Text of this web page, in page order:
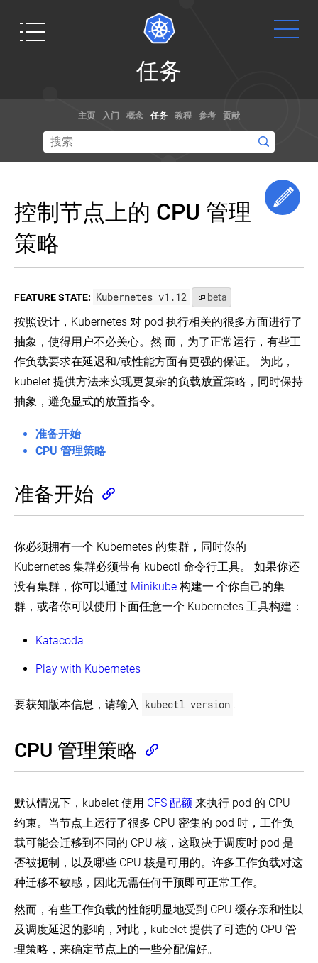
Started
Ready to get
simple
Kubernetes
cluster that
runs "Hello
文档
示例和参考
Kubernetes。
你甚至可以
博客
kubernetes
以及获取最
新的技术。
想要修改 Kubernetes 的核心源代码？
在 GitHub 上查看
了解社区
Slack SlackStack Overflow
任务
主页 入门 概念 任务 教程 参考 贡献
安
装
并
置
装
Minikube
管
理
集
kubeadm
行
管
理
用
kubeadm
行
理
使
进
行
证
管
理
级
kubeadm
集
管
理
内
存，
和
API
资
管
理
内
CPU
和
API
源
为
名
间
默
内
存
限
制
为
名
空
配
置
默
认
的
Install
a
Network
a
Network
Policy
Provider
用
作
为
使
作
为
NetworkPolicy
用
Kube-
router
作
为
NetworkPolicy
使
用
Romana
作
NetworkPolicy
DNS
方
案
Topology
Agent
用
南
Kubernetes
理
控
制
器
Safely
Drain
a
Node
while
Respecting
the
PodDisruptionBudget
控制节点上的 CPU 管理
策略
FEATURE STATE: Kubernetes v1.12 beta
按照设计，Kubernetes 对 pod 执行相关的很多方面进行了
抽象，使得用户不必关心。然 而，为了正常运行，有些工
作负载要求在延迟和/或性能方面有更强的保证。 为此，
kubelet 提供方法来实现更复杂的负载放置策略，同时保持
抽象，避免显式的放置指令。
准备开始
CPU 管理策略
准备开始
你必须拥有一个 Kubernetes 的集群，同时你的
Kubernetes 集群必须带有 kubectl 命令行工具。 如果你还
没有集群，你可以通过 Minikube 构建一 个你自己的集
群，或者你可以使用下面任意一个 Kubernetes 工具构建：
Katacoda
Play with Kubernetes
要获知版本信息，请输入 kubectl version .
CPU 管理策略
默认情况下，kubelet 使用 CFS 配额 来执行 pod 的 CPU
约束。当节点上运行了很多 CPU 密集的 pod 时，工作负
载可能会迁移到不同的 CPU 核，这取决于调度时 pod 是
否被扼制，以及哪些 CPU 核是可用的。许多工作负载对这
种迁移不敏感，因此无需任何干预即可正常工作。
然而，有些工作负载的性能明显地受到 CPU 缓存亲和性以
及调度延迟的影响，对此，kubelet 提供了可选的 CPU 管
理策略，来确定节点上的一些分配偏好。